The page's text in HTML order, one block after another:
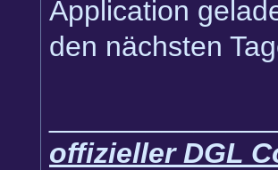
Application
den nächsten
offizieller DGL